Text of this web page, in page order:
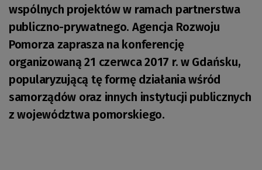
wspólnych projektów w ramach partnerstwa
publiczno-prywatnego. Agencja Rozwoju
Pomorza zaprasza na konferencję
organizowaną 21 czerwca 2017 r. w Gdańsku,
popularyzującą tę formę działania wśród
samorządów oraz innych instytucji publicznych
z województwa pomorskiego.